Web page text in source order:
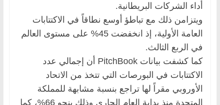
أداء الشركات البريطانية.
ويتزامن ذلك مع تباطؤ أوسع نطاقاً في الاكتتابات
العامة الأولية، إذ انخفضت 45% على مستوى العالم
في الربع الثالث.
كما كشفت بيانات PitchBook أن إجمالي عدد
الاكتتابات في البورصات التي تتخذ من الاتحاد
الأوروبي مقراً لها تراجع بنسبة مشابهة للمملكة
المتحدة منذ بداية العام الجاري وذلك بنحو 66%، كما